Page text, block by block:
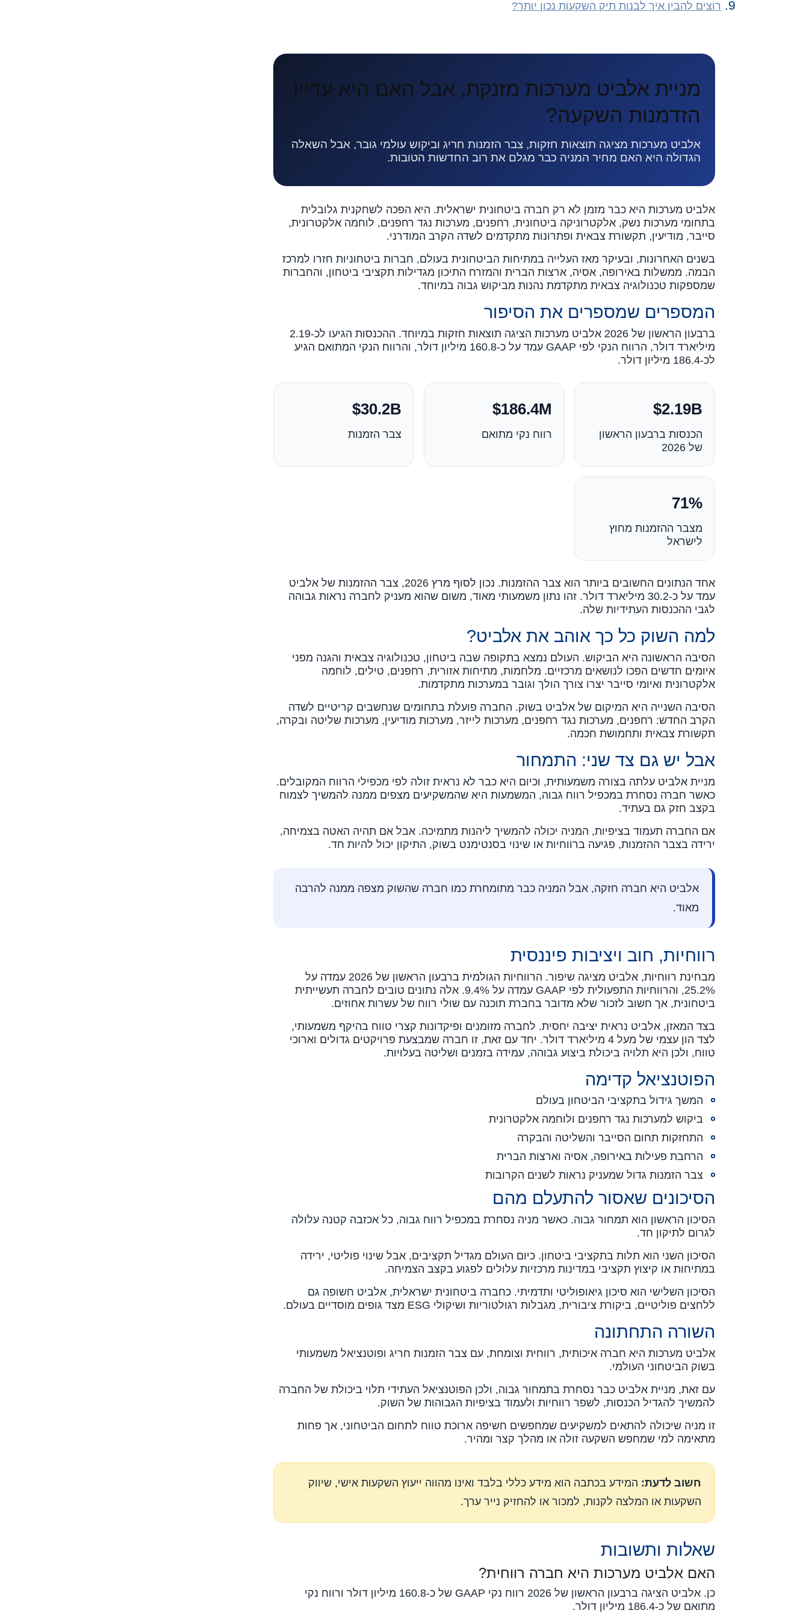
רוצים להבין איך לבנות תיק השקעות נכון יותר?
מניית אלביט מערכות מזנקת, אבל האם היא עדיין
הזדמנות השקעה?
אלביט מערכות מציגה תוצאות חזקות, צבר הזמנות חריג וביקוש עולמי גובר, אבל השאלה
הגדולה היא האם מחיר המניה כבר מגלם את רוב החדשות הטובות.
אלביט מערכות היא כבר מזמן לא רק חברה ביטחונית ישראלית. היא הפכה לשחקנית גלובלית
בתחומי מערכות נשק, אלקטרוניקה ביטחונית, רחפנים, מערכות נגד רחפנים, לוחמה אלקטרונית,
סייבר, מודיעין, תקשורת צבאית ופתרונות מתקדמים לשדה הקרב המודרני.
בשנים האחרונות, ובעיקר מאז העלייה במתיחות הביטחונית בעולם, חברות ביטחוניות חזרו למרכז
הבמה. ממשלות באירופה, אסיה, ארצות הברית והמזרח התיכון מגדילות תקציבי ביטחון, והחברות
שמספקות טכנולוגיה צבאית מתקדמת נהנות מביקוש גבוה במיוחד.
המספרים שמספרים את הסיפור
ברבעון הראשון של 2026 אלביט מערכות הציגה תוצאות חזקות במיוחד. ההכנסות הגיעו לכ-2.19
מיליארד דולר, הרווח הנקי לפי GAAP עמד על כ-160.8 מיליון דולר, והרווח הנקי המתואם הגיע
לכ-186.4 מיליון דולר.
2.19B$
הכנסות ברבעון הראשון
של 2026
186.4M$
רווח נקי מתואם
30.2B$
צבר הזמנות
71%
מצבר ההזמנות מחוץ
לישראל
אחד הנתונים החשובים ביותר הוא צבר ההזמנות. נכון לסוף מרץ 2026, צבר ההזמנות של אלביט
עמד על כ-30.2 מיליארד דולר. זהו נתון משמעותי מאוד, משום שהוא מעניק לחברה נראות גבוהה
לגבי ההכנסות העתידיות שלה.
למה השוק כל כך אוהב את אלביט?
הסיבה הראשונה היא הביקוש. העולם נמצא בתקופה שבה ביטחון, טכנולוגיה צבאית והגנה מפני
איומים חדשים הפכו לנושאים מרכזיים. מלחמות, מתיחות אזורית, רחפנים, טילים, לוחמה
אלקטרונית ואיומי סייבר יצרו צורך הולך וגובר במערכות מתקדמות.
הסיבה השנייה היא המיקום של אלביט בשוק. החברה פועלת בתחומים שנחשבים קריטיים לשדה
הקרב החדש: רחפנים, מערכות נגד רחפנים, מערכות לייזר, מערכות מודיעין, מערכות שליטה ובקרה,
תקשורת צבאית ותחמושת חכמה.
אבל יש גם צד שני: התמחור
מניית אלביט עלתה בצורה משמעותית, וכיום היא כבר לא נראית זולה לפי מכפילי הרווח המקובלים.
כאשר חברה נסחרת במכפיל רווח גבוה, המשמעות היא שהמשקיעים מצפים ממנה להמשיך לצמוח
בקצב חזק גם בעתיד.
אם החברה תעמוד בציפיות, המניה יכולה להמשיך ליהנות מתמיכה. אבל אם תהיה האטה בצמיחה,
ירידה בצבר ההזמנות, פגיעה ברווחיות או שינוי בסנטימנט בשוק, התיקון יכול להיות חד.
אלביט היא חברה חזקה, אבל המניה כבר מתומחרת כמו חברה שהשוק מצפה ממנה להרבה
מאוד.
רווחיות, חוב ויציבות פיננסית
מבחינת רווחיות, אלביט מציגה שיפור. הרווחיות הגולמית ברבעון הראשון של 2026 עמדה על
25.2%, והרווחיות התפעולית לפי GAAP עמדה על 9.4%. אלה נתונים טובים לחברה תעשייתית
ביטחונית, אך חשוב לזכור שלא מדובר בחברת תוכנה עם שולי רווח של עשרות אחוזים.
בצד המאזן, אלביט נראית יציבה יחסית. לחברה מזומנים ופיקדונות קצרי טווח בהיקף משמעותי,
לצד הון עצמי של מעל 4 מיליארד דולר. יחד עם זאת, זו חברה שמבצעת פרויקטים גדולים וארוכי
טווח, ולכן היא תלויה ביכולת ביצוע גבוהה, עמידה בזמנים ושליטה בעלויות.
הפוטנציאל קדימה
המשך גידול בתקציבי הביטחון בעולם
ביקוש למערכות נגד רחפנים ולוחמה אלקטרונית
התחזקות תחום הסייבר והשליטה והבקרה
הרחבת פעילות באירופה, אסיה וארצות הברית
צבר הזמנות גדול שמעניק נראות לשנים הקרובות
הסיכונים שאסור להתעלם מהם
הסיכון הראשון הוא תמחור גבוה. כאשר מניה נסחרת במכפיל רווח גבוה, כל אכזבה קטנה עלולה
לגרום לתיקון חד.
הסיכון השני הוא תלות בתקציבי ביטחון. כיום העולם מגדיל תקציבים, אבל שינוי פוליטי, ירידה
במתיחות או קיצוץ תקציבי במדינות מרכזיות עלולים לפגוע בקצב הצמיחה.
הסיכון השלישי הוא סיכון גיאופוליטי ותדמיתי. כחברה ביטחונית ישראלית, אלביט חשופה גם
ללחצים פוליטיים, ביקורת ציבורית, מגבלות רגולטוריות ושיקולי ESG מצד גופים מוסדיים בעולם.
השורה התחתונה
אלביט מערכות היא חברה איכותית, רווחית וצומחת, עם צבר הזמנות חריג ופוטנציאל משמעותי
בשוק הביטחוני העולמי.
עם זאת, מניית אלביט כבר נסחרת בתמחור גבוה, ולכן הפוטנציאל העתידי תלוי ביכולת של החברה
להמשיך להגדיל הכנסות, לשפר רווחיות ולעמוד בציפיות הגבוהות של השוק.
זו מניה שיכולה להתאים למשקיעים שמחפשים חשיפה ארוכת טווח לתחום הביטחוני, אך פחות
מתאימה למי שמחפש השקעה זולה או מהלך קצר ומהיר.
חשוב לדעת: המידע בכתבה הוא מידע כללי בלבד ואינו מהווה ייעוץ השקעות אישי, שיווק
השקעות או המלצה לקנות, למכור או להחזיק נייר ערך.
שאלות ותשובות
האם אלביט מערכות היא חברה רווחית?
כן. אלביט הציגה ברבעון הראשון של 2026 רווח נקי GAAP של כ-160.8 מיליון דולר ורווח נקי
מתואם של כ-186.4 מיליון דולר.